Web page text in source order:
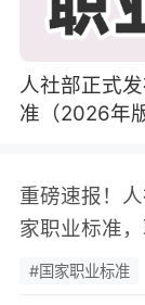
人社部正式
准（2026年
重磅速报！
家职业标准
正式入列
#国家职业标准